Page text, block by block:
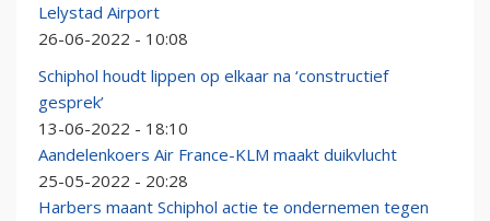
Lelystad Airport
26-06-2022 - 10:08
Schiphol houdt lippen op elkaar na ‘constructief
gesprek’
13-06-2022 - 18:10
Aandelenkoers Air France-KLM maakt duikvlucht
25-05-2022 - 20:28
Harbers maant Schiphol actie te ondernemen tegen